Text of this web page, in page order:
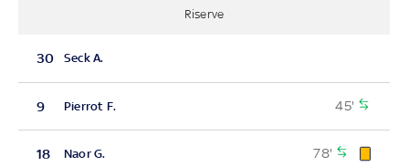
Riserve
30 Seck A.
9 Pierrot F. 45'
18 Naor G. 78'